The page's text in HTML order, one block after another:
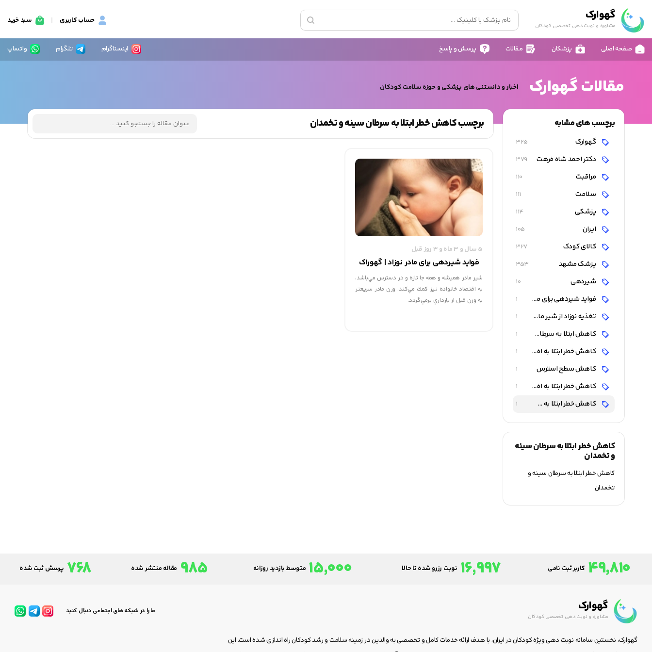
گهوارک
مشاوره و نوبت دهی تخصصی کودکان
حساب کاربری سبد خرید
صفحه اصلی پزشکان مقالات پرسش و پاسخ اینستاگرام تلگرام واتساپ
مقالات گهوارک اخبار و دانستنی های پزشکی و حوزه سلامت کودکان
برچسب های مشابه
گهوارک 325
دکتر احمد شاه فرهت 379
مراقبت 110
سلامت 111
پزشکی 114
ایران 105
کالای کودک 327
پزشک مشهد 353
شیردهی 10
فواید شیردهی برای مادر 1
تغذیه نوزاد از شیر مادر 1
کاهش ابتلا به سرطان سینه و تخمدان 1
کاهش خطر ابتلا به افسردگی 1
کاهش سطح استرس 1
کاهش خطر ابتلا به افسردگی در مادر 1
کاهش خطر ابتلا به سرطان سینه و تخمدان 1
کاهش خطر ابتلا به سرطان سینه
و تخمدان
کاهش خطر ابتلا به سرطان سینه و
تخمدان
برچسب کاهش خطر ابتلا به سرطان سینه و تخمدان
5 سال و 3 ماه و 3 روز قبل
فواید شیردهی برای مادر نوزاد | گهوراک
شير مادر هميشه و همه جا تازه و در دسترس مي‌باشد،
به اقتصاد خانواده نيز كمك مي‌كند، وزن مادر سريعتر
به وزن قبل از بارداري برمي‌گردد.
49,810 کاربر ثبت نامی 16,997 نوبت رزرو شده تا حالا 15,000 متوسط بازدید روزانه 985 مقاله منتشر شده 768 پرسش ثبت شده
گهوارک
مشاوره و نوبت دهی تخصصی کودکان
ما را در شبکه های اجتماعی دنبال کنید
گهوارک، نخستین سامانه نوبت دهی ویژه کودکان در ایران، با هدف ارائه خدمات کامل و تخصصی به والدین در زمینه سلامت و رشد کودکان راه اندازی شده است. این